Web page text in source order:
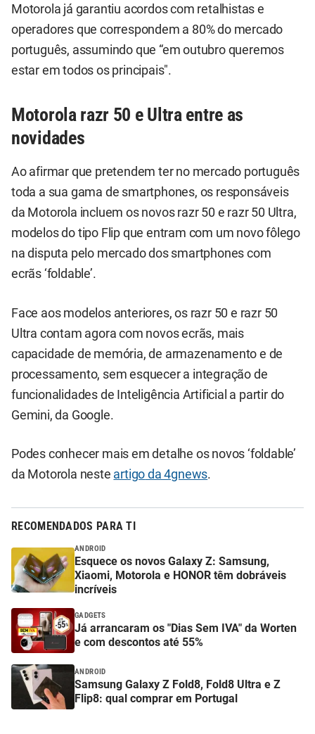
Motorola já garantiu acordos com retalhistas e
operadores que correspondem a 80% do mercado
português, assumindo que “em outubro queremos
estar em todos os principais".
Motorola razr 50 e Ultra entre as
novidades
Ao afirmar que pretendem ter no mercado português
toda a sua gama de smartphones, os responsáveis
da Motorola incluem os novos razr 50 e razr 50 Ultra,
modelos do tipo Flip que entram com um novo fôlego
na disputa pelo mercado dos smartphones com
ecrãs ‘foldable’.
Face aos modelos anteriores, os razr 50 e razr 50
Ultra contam agora com novos ecrãs, mais
capacidade de memória, de armazenamento e de
processamento, sem esquecer a integração de
funcionalidades de Inteligência Artificial a partir do
Gemini, da Google.
Podes conhecer mais em detalhe os novos ‘foldable’
da Motorola neste artigo da 4gnews.
RECOMENDADOS PARA TI
ANDROID
Esquece os novos Galaxy Z: Samsung,
Xiaomi, Motorola e HONOR têm dobráveis
incríveis
GADGETS
Já arrancaram os "Dias Sem IVA" da Worten
e com descontos até 55%
ANDROID
Samsung Galaxy Z Fold8, Fold8 Ultra e Z
Flip8: qual comprar em Portugal